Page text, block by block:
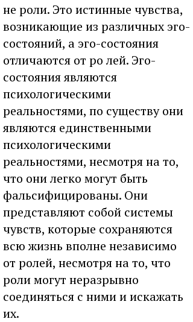
не роли. Это истинные чувства,
возникающие из различных эго-
состояний, а эго-состояния
отличаются от ро лей. Эго-
состояния являются
психологическими
реальностями, по существу они
являются единственными
психологическими
реальностями, несмотря на то,
что они легко могут быть
фальсифицированы. Они
представляют собой системы
чувств, которые сохраняются
всю жизнь вполне независимо
от ролей, несмотря на то, что
роли могут неразрывно
соединяться с ними и искажать
их.